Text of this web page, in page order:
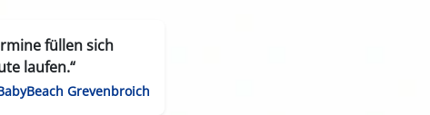
füllen sich
laufen.“
Grevenbroich